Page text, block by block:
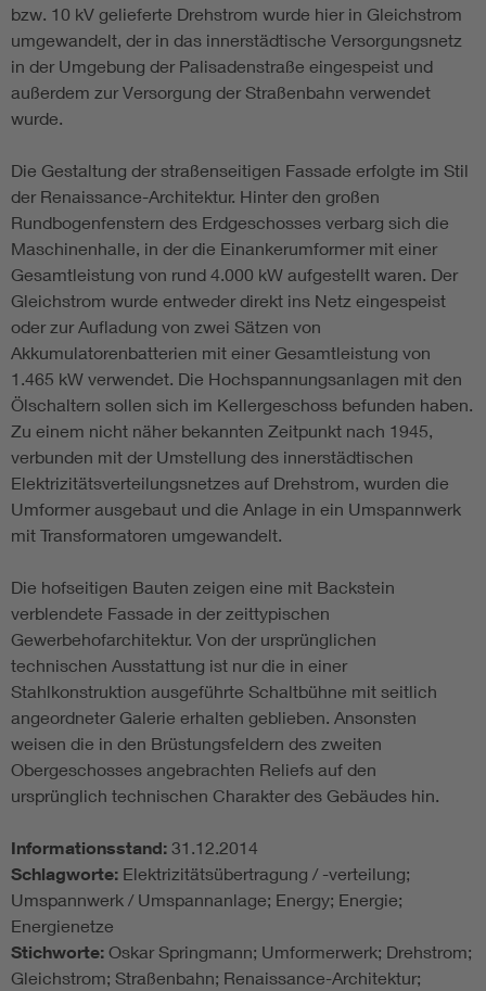
bzw. 10 kV gelieferte Drehstrom wurde hier in Gleichstrom
umgewandelt, der in das innerstädtische Versorgungsnetz
in der Umgebung der Palisadenstraße eingespeist und
außerdem zur Versorgung der Straßenbahn verwendet
wurde.
Die Gestaltung der straßenseitigen Fassade erfolgte im Stil
der Renaissance-Architektur. Hinter den großen
Rundbogenfenstern des Erdgeschosses verbarg sich die
Maschinenhalle, in der die Einankerumformer mit einer
Gesamtleistung von rund 4.000 kW aufgestellt waren. Der
Gleichstrom wurde entweder direkt ins Netz eingespeist
oder zur Aufladung von zwei Sätzen von
Akkumulatorenbatterien mit einer Gesamtleistung von
1.465 kW verwendet. Die Hochspannungsanlagen mit den
Ölschaltern sollen sich im Kellergeschoss befunden haben.
Zu einem nicht näher bekannten Zeitpunkt nach 1945,
verbunden mit der Umstellung des innerstädtischen
Elektrizitätsverteilungsnetzes auf Drehstrom, wurden die
Umformer ausgebaut und die Anlage in ein Umspannwerk
mit Transformatoren umgewandelt.
Die hofseitigen Bauten zeigen eine mit Backstein
verblendete Fassade in der zeittypischen
Gewerbehofarchitektur. Von der ursprünglichen
technischen Ausstattung ist nur die in einer
Stahlkonstruktion ausgeführte Schaltbühne mit seitlich
angeordneter Galerie erhalten geblieben. Ansonsten
weisen die in den Brüstungsfeldern des zweiten
Obergeschosses angebrachten Reliefs auf den
ursprünglich technischen Charakter des Gebäudes hin.
Informationsstand: 31.12.2014
Schlagworte: Elektrizitätsübertragung / -verteilung;
Umspannwerk / Umspannanlage; Energy; Energie;
Energienetze
Stichworte: Oskar Springmann; Umformerwerk; Drehstrom;
Gleichstrom; Straßenbahn; Renaissance-Architektur;